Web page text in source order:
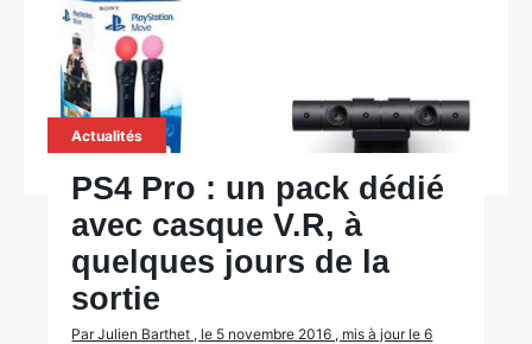
Actualités
PS4 Pro : un pack dédié
avec casque V.R, à
quelques jours de la
sortie
Par Julien Barthet , le 5 novembre 2016 , mis à jour le 6